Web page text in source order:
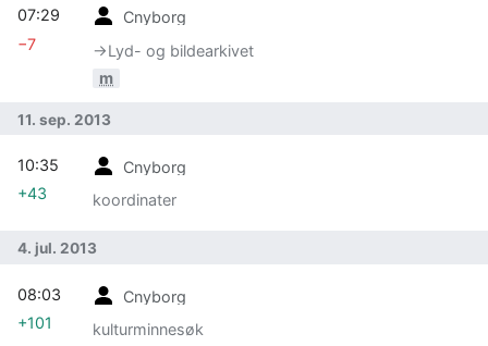
Cnyborg
→‎Lyd- og bildearkivet
m
07:29
−7
11. sep. 2013
Cnyborg
koordinater
10:35
+43
4. jul. 2013
Cnyborg
kulturminnesøk
08:03
+101